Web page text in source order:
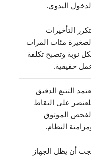
اليدوي.
التأخيرات
مئات المرات
نوبة وتصبح تكلفة
حقيقية.
التتبع الدقيق
على التقاط
الموثوق
النظام.
أن يظل الجهاز